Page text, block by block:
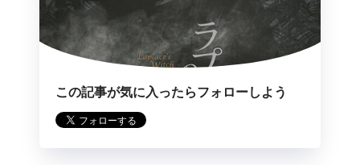
この記事が気に入ったらフォローしよう